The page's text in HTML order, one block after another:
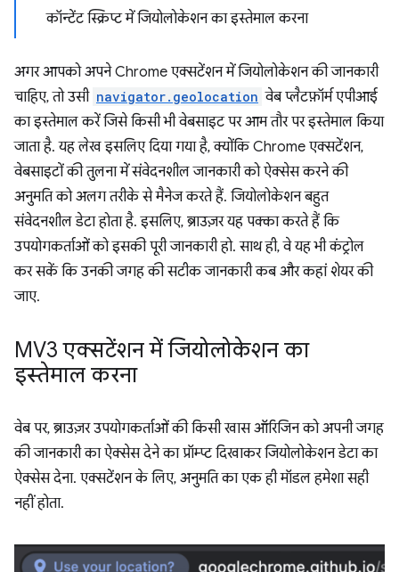
कॉन्टेंट स्क्रिप्ट में जियोलोकेशन का इस्तेमाल करना
अगर आपको अपने Chrome एक्सटेंशन में जियोलोकेशन की जानकारी
चाहिए, तो उसी navigator.geolocation वेब प्लैटफ़ॉर्म एपीआई
का इस्तेमाल करें जिसे किसी भी वेबसाइट पर आम तौर पर इस्तेमाल किया
जाता है. यह लेख इसलिए दिया गया है, क्योंकि Chrome एक्सटेंशन,
वेबसाइटों की तुलना में संवेदनशील जानकारी को ऐक्सेस करने की
अनुमति को अलग तरीके से मैनेज करते हैं. जियोलोकेशन बहुत
संवेदनशील डेटा होता है. इसलिए, ब्राउज़र यह पक्का करते हैं कि
उपयोगकर्ताओं को इसकी पूरी जानकारी हो. साथ ही, वे यह भी कंट्रोल
कर सकें कि उनकी जगह की सटीक जानकारी कब और कहां शेयर की
जाए.
MV3 एक्सटेंशन में जियोलोकेशन का
इस्तेमाल करना
वेब पर, ब्राउज़र उपयोगकर्ताओं की किसी खास ऑरिजिन को अपनी जगह
की जानकारी का ऐक्सेस देने का प्रॉम्प्ट दिखाकर जियोलोकेशन डेटा का
ऐक्सेस देना. एक्सटेंशन के लिए, अनुमति का एक ही मॉडल हमेशा सही
नहीं होता.